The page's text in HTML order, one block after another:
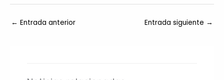
← Entrada anterior Entrada siguiente →